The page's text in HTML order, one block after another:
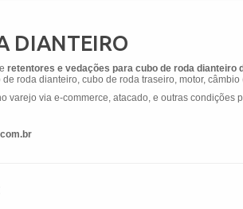
DIANTEIRO
retentores e vedações para cubo de roda dianteiro
roda dianteiro, cubo de roda traseiro, motor,
varejo via e-commerce, atacado, e outras condições